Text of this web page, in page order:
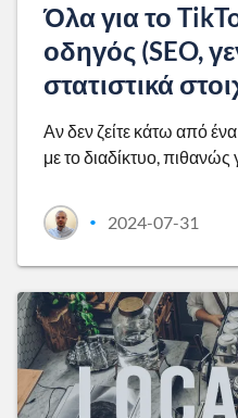
Όλα για το
οδηγός (SEO,
στατιστικά
Αν δεν ζείτε κάτω από
με το διαδίκτυο, πιθανώς
• 2024-07-31